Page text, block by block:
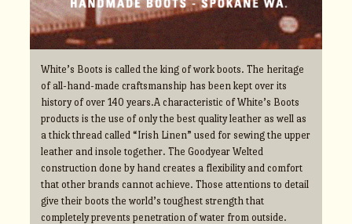
White’s Boots is called the king of work boots. The heritage
of all-hand-made craftsmanship has been kept over its
history of over 140 years.A characteristic of White’s Boots
products is the use of only the best quality leather as well as
a thick thread called “Irish Linen” used for sewing the upper
leather and insole together. The Goodyear Welted
construction done by hand creates a flexibility and comfort
that other brands cannot achieve. Those attentions to detail
give their boots the world’s toughest strength that
completely prevents penetration of water from outside.